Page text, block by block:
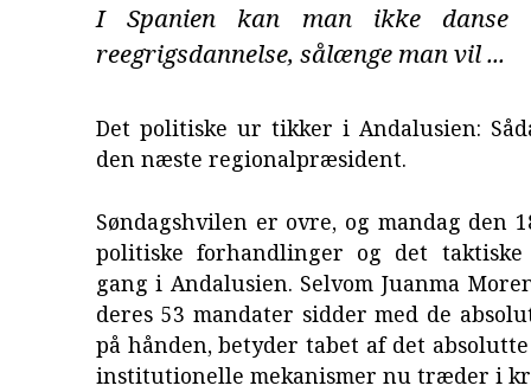
I Spanien kan man ikke
reegrigsdannelse, sålænge man vil ...
Det politiske ur tikker i Andalusien:
den næste regionalpræsident.
Søndagshvilen er ovre, og mandag den
politiske forhandlinger og det
gang i Andalusien. Selvom Juanma
deres 53 mandater sidder med de
på hånden, betyder tabet af det
institutionelle mekanismer nu træder i